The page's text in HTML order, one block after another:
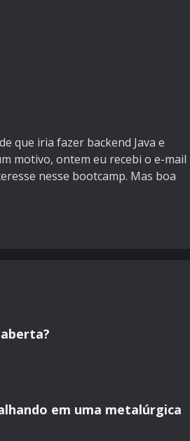
que iria fazer backend Java e
motivo, ontem eu recebi o e-mail
nesse bootcamp. Mas boa
em uma metalúrgica